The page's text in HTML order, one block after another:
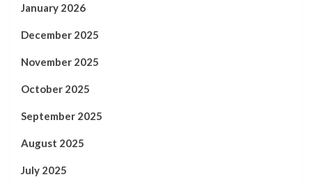
January 2026
December 2025
November 2025
October 2025
September 2025
August 2025
July 2025